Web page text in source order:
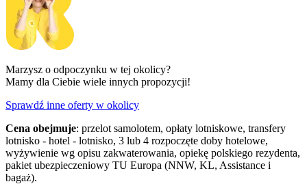
Marzysz o odpoczynku w tej okolicy?
Mamy dla Ciebie wiele innych propozycji!
Sprawdź inne oferty w okolicy
Cena obejmuje: przelot samolotem, opłaty lotniskowe, transfery
lotnisko - hotel - lotnisko, 3 lub 4 rozpoczęte doby hotelowe,
wyżywienie wg opisu zakwaterowania, opiekę polskiego rezydenta,
pakiet ubezpieczeniowy TU Europa (NNW, KL, Assistance i
bagaż).